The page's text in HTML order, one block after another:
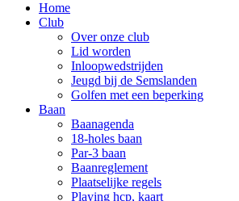
Home
Club
Over onze club
Lid worden
Inloopwedstrijden
Jeugd bij de Semslanden
Golfen met een beperking
Baan
Baanagenda
18-holes baan
Par-3 baan
Baanreglement
Plaatselijke regels
Playing hcp, kaart